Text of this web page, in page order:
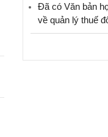
Đã có Văn bản
về quản lý thuế